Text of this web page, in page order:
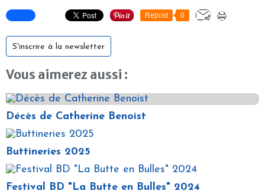
Repost 0
S'inscrire à la newsletter
Vous aimerez aussi :
Décès de Catherine Benoist
Buttineries 2025
Festival BD "La Butte en Bulles" 2024